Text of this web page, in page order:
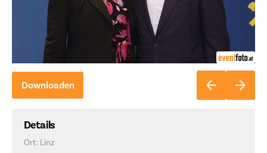
Downloaden
Details
Ort: Linz